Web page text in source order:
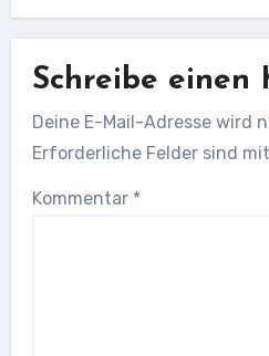
Schreibe einen
Deine E-Mail-Adresse wird
Erforderliche Felder sind mit
Kommentar *